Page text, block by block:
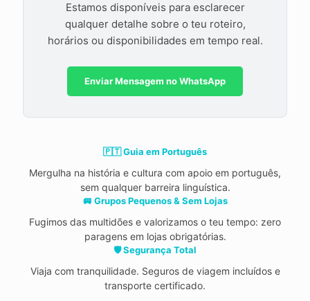
Estamos disponíveis para esclarecer
qualquer detalhe sobre o teu roteiro,
horários ou disponibilidades em tempo real.
Enviar Mensagem no WhatsApp
🇵🇹 Guia em Português
Mergulha na história e cultura com apoio em português,
sem qualquer barreira linguística.
🚐 Grupos Pequenos & Sem Lojas
Fugimos das multidões e valorizamos o teu tempo: zero
paragens em lojas obrigatórias.
🛡️ Segurança Total
Viaja com tranquilidade. Seguros de viagem incluídos e
transporte certificado.